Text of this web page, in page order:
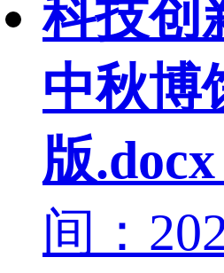
科技创
中秋博
版.docx
间：